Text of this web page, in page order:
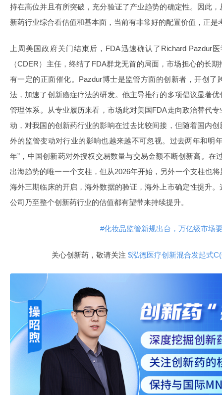
持在高位并且有所突破，充分验证了产业趋势的确定性。因此
新药行业综合看估值和基本面，当前有非常好的配置价值，正是
上周美国政府关门结束后，FDA迅速确认了Richard Pazdur
（CDER）主任，终结了FDA群龙无首的局面，市场担心的长
有一定的正面催化。Pazdur博士是监管方面的创新者，开创了
法，加速了创新癌症疗法的研发。他主导推行的多项倡议显著
管理体系。从专业履历来看，市场此对美国FDA走向政治替代
动，对我国的创新药行业的影响在过去比较间接，但随着国内
外的监管变动对行业的影响也越来越不可忽视。过去两年和明
年”，中国创新药对外授权交易数量与交易金额不断创新高。在
出海趋势的唯一一个支柱，但从2026年开始，另外一个支柱也
海外三期临床的开启，海外数据的验证，海外上市确定性提升
公司乃至整个创新药行业的估值都有望带来持续提升。
#化妆品监管新规出台，万亿级市场
关心创新药，敬请关注 $泓德医疗创新混合发起式